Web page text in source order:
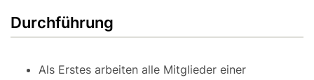
Durchführung
Als Erstes arbeiten alle Mitglieder einer